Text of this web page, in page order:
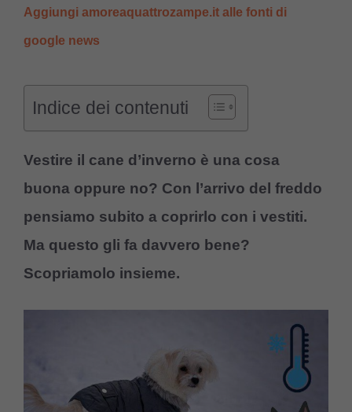
Aggiungi amoreaquattrozampe.it alle fonti di
google news
Indice dei contenuti
Vestire il cane d’inverno è una cosa
buona oppure no? Con l’arrivo del freddo
pensiamo subito a coprirlo con i vestiti.
Ma questo gli fa davvero bene?
Scopriamolo insieme.